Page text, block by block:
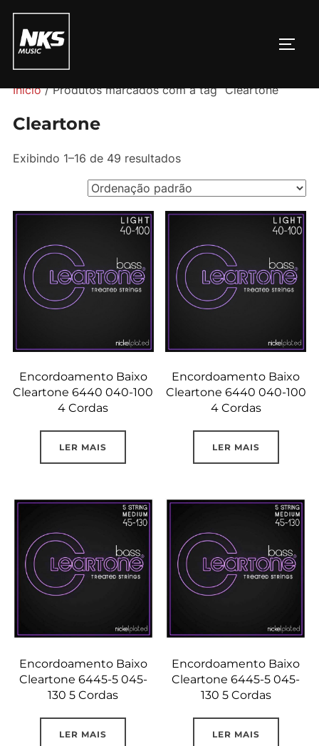
Pular
para
conteúdo
Início/ Produtos marcados com a tag “Cleartone”
Cleartone
Exibindo 1–16 de 49 resultados
Encordoamento Baixo
Cleartone 6440 040-100
4 Cordas
LER MAIS
Encordoamento Baixo
Cleartone 6440 040-100
4 Cordas
LER MAIS
Encordoamento Baixo
Cleartone 6445-5 045-
130 5 Cordas
LER MAIS
Encordoamento Baixo
Cleartone 6445-5 045-
130 5 Cordas
LER MAIS